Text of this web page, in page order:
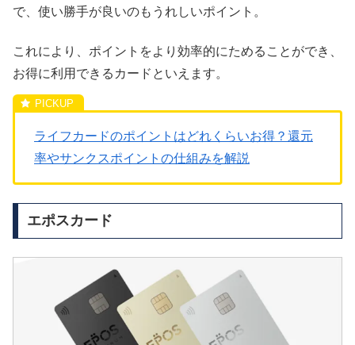
で、使い勝手が良いのもうれしいポイント。
これにより、ポイントをより効率的にためることができ、
お得に利用できるカードといえます。
ライフカードのポイントはどれくらいお得？還元
率やサンクスポイントの仕組みを解説
エポスカード